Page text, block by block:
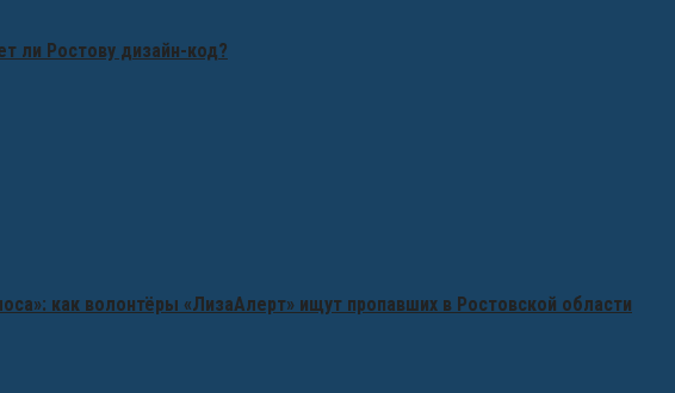
ли Ростову дизайн-код?
как волонтёры «ЛизаАлерт» ищут пропавших в Ростовской области